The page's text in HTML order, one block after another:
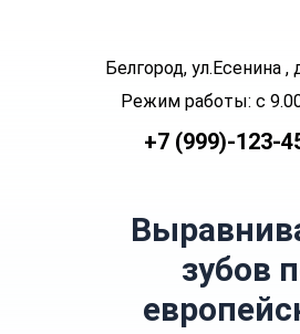
зубов
+7 (999)-123-
Режим работы: с
Белгород, ул.Есенина ,